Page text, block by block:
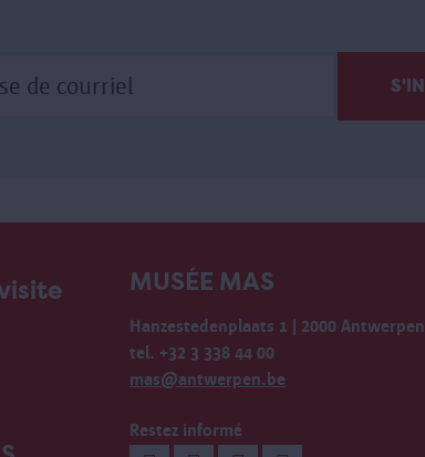
MUSÉE MAS
Hanzestedenplaats 1 | 2000 Antwerpen
tel. +32 3 338 44 00
mas@antwerpen.be
Restez informé